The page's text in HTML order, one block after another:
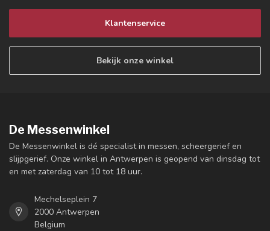
Klantenservice
Bekijk onze winkel
De Messenwinkel
De Messenwinkel is dé specialist in messen, scheergerief en
slijpgerief. Onze winkel in Antwerpen is geopend van dinsdag tot
en met zaterdag van 10 tot 18 uur.
Mechelseplein 7
2000 Antwerpen
Belgium